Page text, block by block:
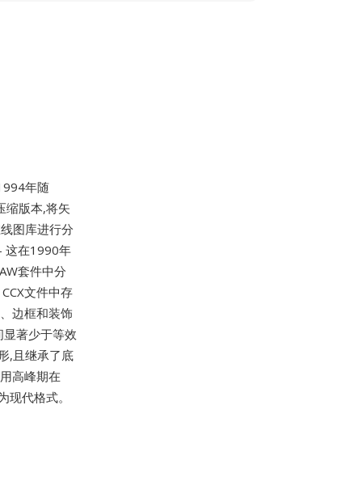
年随
缩版本,将矢
图库进行分
这在1990年
套件中分
文件中存
边框和装饰
著少于等效
,且继承了底
高峰期在
现代格式。